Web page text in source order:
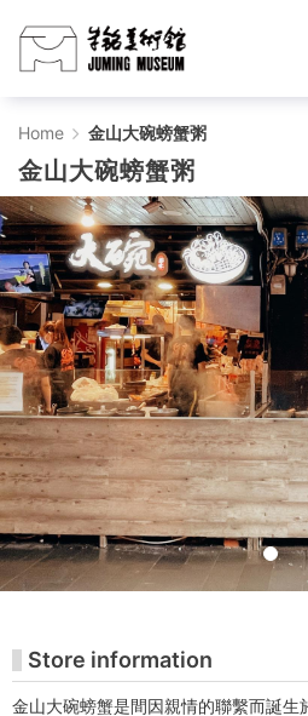
金
山
大
碗
螃
蟹
粥
-
주
밍
술
Home 金山大碗螃蟹粥
金山大碗螃蟹粥
Store information
金山大碗螃蟹是間因親情的聯繫而誕生